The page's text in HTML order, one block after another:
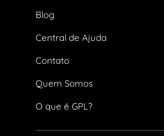
Blog
Central de Ajuda
Contato
Quem Somos
O que é GPL?